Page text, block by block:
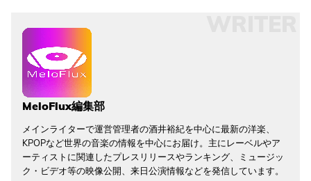
MeloFlux編集部
メインライターで運営管理者の酒井裕紀を中心に最新の洋楽、
KPOPなど世界の音楽の情報を中心にお届け。主にレーベルやア
ーティストに関連したプレスリリースやランキング、ミュージッ
ク・ビデオ等の映像公開、来日公演情報などを発信しています。